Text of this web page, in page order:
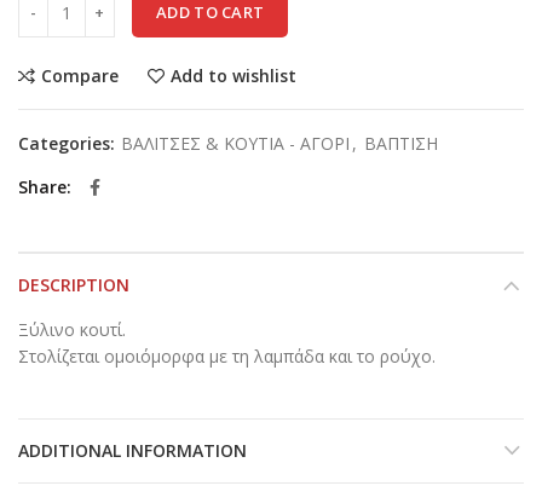
ADD TO CART
Compare Add to wishlist
Categories: ΒΑΛΙΤΣΕΣ & ΚΟΥΤΙΑ - ΑΓΟΡΙ , ΒΑΠΤΙΣΗ
Share
DESCRIPTION
Ξύλινο κουτί.
Στολίζεται ομοιόμορφα με τη λαμπάδα και το ρούχο.
ADDITIONAL INFORMATION